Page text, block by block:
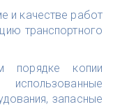
и качестве работ
транспортного
порядке копии
запасные